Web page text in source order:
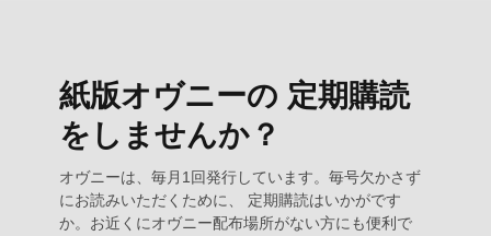
紙版オヴニーの 定期購読
をしませんか？
オヴニーは、毎月1回発行しています。毎号欠かさず
にお読みいただくために、 定期購読はいかがです
か。お近くにオヴニー配布場所がない方にも便利で